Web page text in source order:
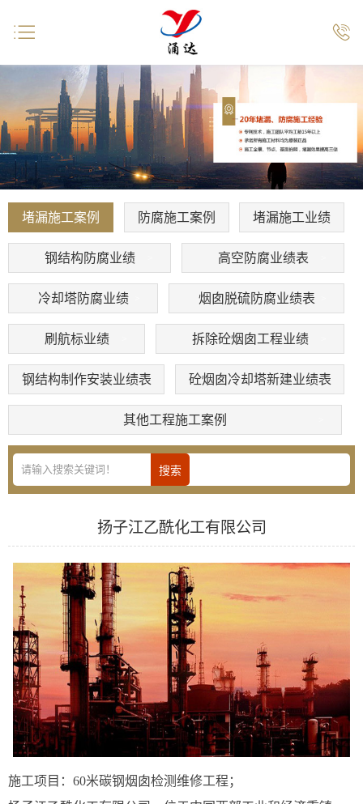
堵漏施工案例 防腐施工案例 堵漏施工业绩
钢结构防腐业绩 高空防腐业绩表
冷却塔防腐业绩 烟囱脱硫防腐业绩表
刷航标业绩 拆除砼烟囱工程业绩
钢结构制作安装业绩表 砼烟囱冷却塔新建业绩表
其他工程施工案例
扬子江乙酰化工有限公司
施工项目：60米碳钢烟囱检测维修工程；
 